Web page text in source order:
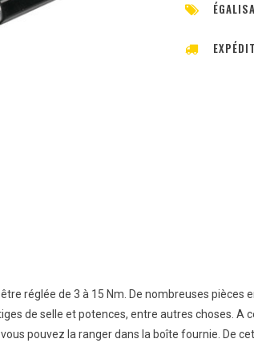
réglée de 3 à 15 Nm. De nombreuses
de selle et potences, entre autres choses.
pouvez la ranger dans la boîte fournie. De